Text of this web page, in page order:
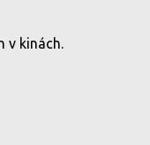
v kinách.